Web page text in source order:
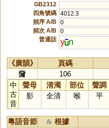
GB2312
四角號碼 4012.3
頻序 A/B
0
頻次 A/B
0
普通話 y n
《廣韻》 頁碼
奫
106
中
古
音
聲母 清濁 部位 聲調
影
全清 喉 平
粵語音節 & 根據